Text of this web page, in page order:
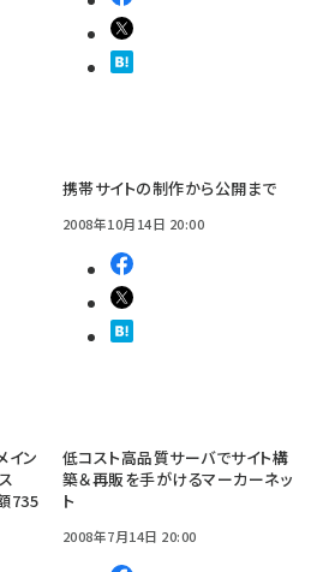
携帯サイトの制作から公開まで
2008年10月14日 20:00
イン
735
低コスト高品質サーバでサイト構
築＆再販を手がけるマーカーネッ
ト
2008年7月14日 20:00